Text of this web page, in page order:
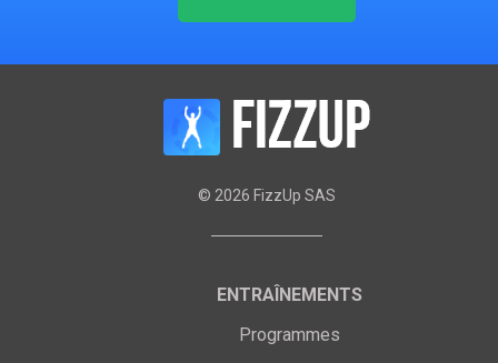
© 2026 FizzUp SAS
ENTRAÎNEMENTS
Programmes